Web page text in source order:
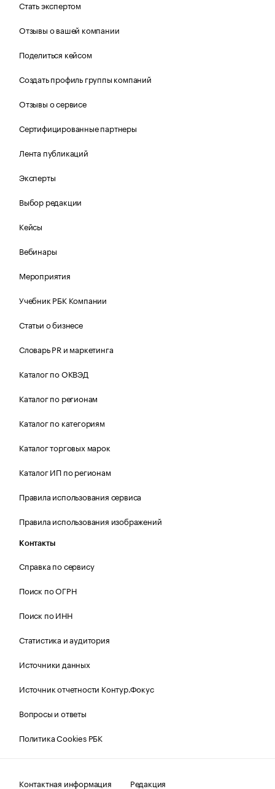
Стать экспертом
Отзывы о вашей компании
Поделиться кейсом
Создать профиль группы компаний
Отзывы о сервисе
Сертифицированные партнеры
Лента публикаций
Эксперты
Выбор редакции
Кейсы
Вебинары
Мероприятия
Учебник РБК Компании
Статьи о бизнесе
Словарь PR и маркетинга
Каталог по ОКВЭД
Каталог по регионам
Каталог по категориям
Каталог торговых марок
Каталог ИП по регионам
Правила использования сервиса
Правила использования изображений
Контакты
Справка по сервису
Поиск по ОГРН
Поиск по ИНН
Статистика и аудитория
Источники данных
Источник отчетности Контур.Фокус
Вопросы и ответы
Политика Cookies РБК
Контактная информация Редакция